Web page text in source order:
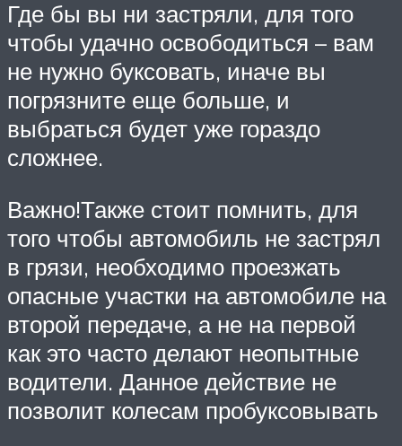
Где бы вы ни застряли, для того
чтобы удачно освободиться – вам
не нужно буксовать, иначе вы
погрязните еще больше, и
выбраться будет уже гораздо
сложнее.
Важно!Также стоит помнить, для
того чтобы автомобиль не застрял
в грязи, необходимо проезжать
опасные участки на автомобиле на
второй передаче, а не на первой
как это часто делают неопытные
водители. Данное действие не
позволит колесам пробуксовывать